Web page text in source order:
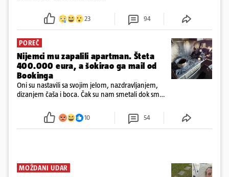
23 94
POREČ
Nijemci mu zapalili apartman. Šteta
400.000 eura, a šokirao ga mail od
Bookinga
Oni su nastavili sa svojim jelom, nazdravljanjem,
dizanjem čaša i boca. Čak su nam smetali dok smo
požar, rekao je vlasnik
10 54
MOŽDANI UDAR